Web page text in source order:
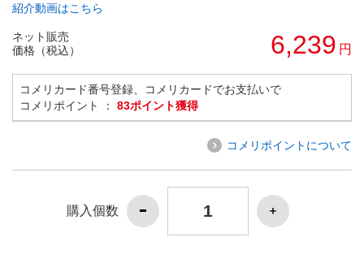
紹介動画はこちら
ネット販売
価格（税込）
6,239 円
コメリカード番号登録、コメリカードでお支払いで
コメリポイント ： 83ポイント獲得
コメリポイントについて
購入個数